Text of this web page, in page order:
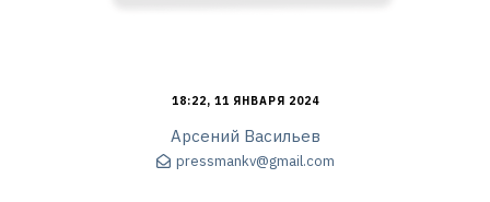
18:22, 11 ЯНВАРЯ 2024
Арсений Васильев
pressmankv@gmail.com